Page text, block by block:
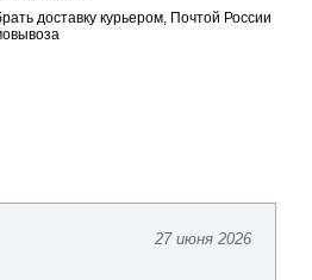
доставку курьером, Почтой России
27 июня 2026